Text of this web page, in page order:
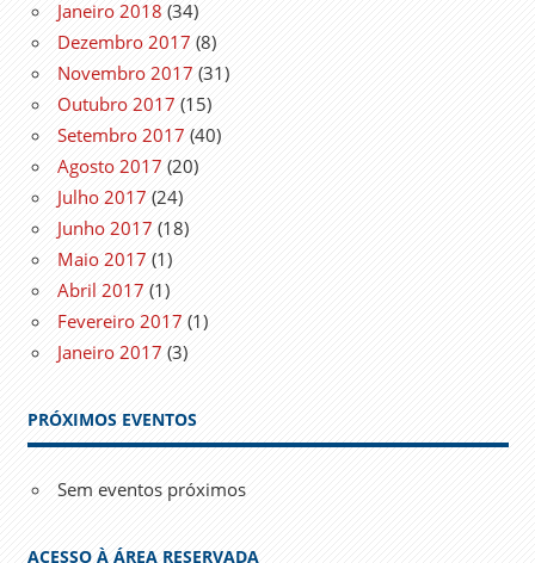
Janeiro 2018 (34)
Dezembro 2017 (8)
Novembro 2017 (31)
Outubro 2017 (15)
Setembro 2017 (40)
Agosto 2017 (20)
Julho 2017 (24)
Junho 2017 (18)
Maio 2017 (1)
Abril 2017 (1)
Fevereiro 2017 (1)
Janeiro 2017 (3)
PRÓXIMOS EVENTOS
Sem eventos próximos
ACESSO À ÁREA RESERVADA